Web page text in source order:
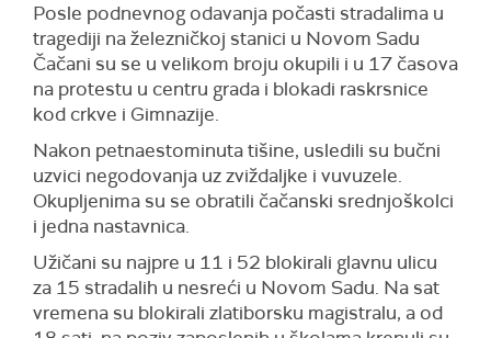
Posle podnevnog odavanja počasti stradalima u
tragediji na železničkoj stanici u Novom Sadu
Čačani su se u velikom broju okupili i u 17 časova
na protestu u centru grada i blokadi raskrsnice
kod crkve i Gimnazije.
Nakon petnaestominuta tišine, usledili su bučni
uzvici negodovanja uz zviždaljke i vuvuzele.
Okupljenima su se obratili čačanski srednjoškolci
i jedna nastavnica.
Užičani su najpre u 11 i 52 blokirali glavnu ulicu
za 15 stradalih u nesreći u Novom Sadu. Na sat
vremena su blokirali zlatiborsku magistralu, a od